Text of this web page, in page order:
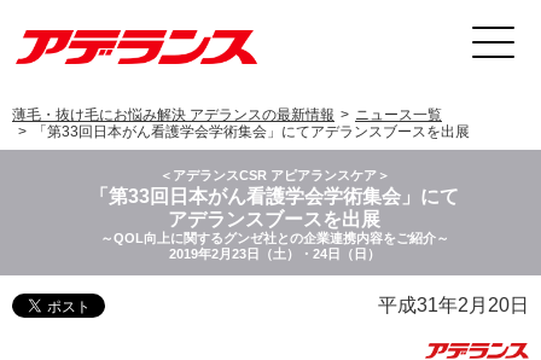
薄毛・抜け毛にお悩み解決 アデランスの最新情報
ニュース一覧
「第33回日本がん看護学会学術集会」にてアデランスブースを出展
＜アデランスCSR アピアランスケア＞
「第33回日本がん看護学会学術集会」にて
アデランスブースを出展
～QOL向上に関するグンゼ社との企業連携内容をご紹介～
2019年2月23日（土）・24日（日）
平成31年2月20日